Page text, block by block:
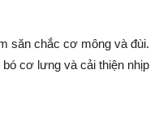
săn chắc cơ mông và đùi.
cơ lưng và cải thiện nhịp